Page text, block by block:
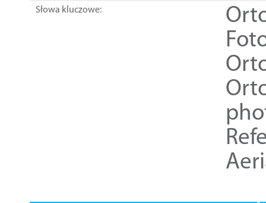
Słowa kluczowe: